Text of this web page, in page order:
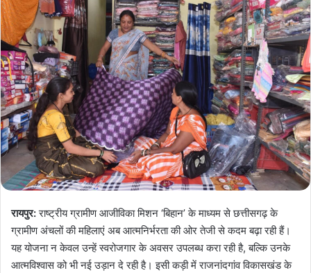
रायपुर:राष्ट्रीय ग्रामीण आजीविका मिशन ‘बिहान’ के माध्यम से छत्तीसगढ़ के
ग्रामीण अंचलों की महिलाएं अब आत्मनिर्भरता की ओर तेजी से कदम बढ़ा रही हैं।
यह योजना न केवल उन्हें स्वरोजगार के अवसर उपलब्ध करा रही है, बल्कि उनके
आत्मविश्वास को भी नई उड़ान दे रही है। इसी कड़ी में राजनांदगांव विकासखंड के